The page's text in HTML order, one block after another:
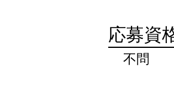
応募資
不問